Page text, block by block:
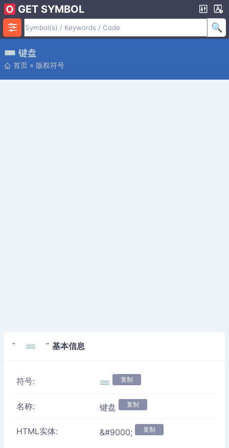
GET SYMBOL
⌨ 键盘
首页 » 版权符号
" ⌨ " 基本信息
符号: ⌨ 复制
名称: 键盘 复制
HTML实体: &#9000; 复制